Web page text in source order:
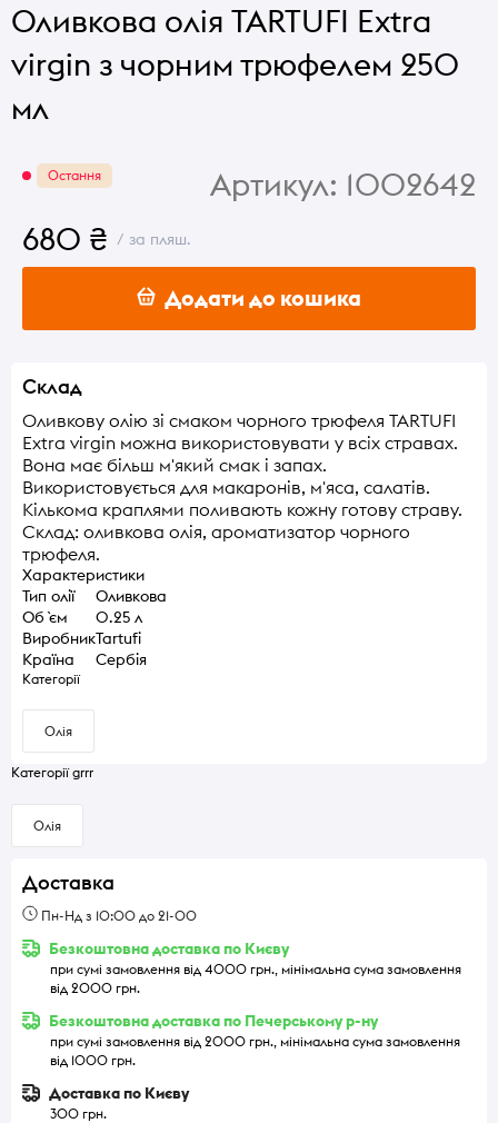
Оливкова олія TARTUFI Extra
virgin з чорним трюфелем 250
мл
Остання Артикул: 1002642
680 ₴ / за пляш.
Додати до кошика
Склад
Оливкову олію зі смаком чорного трюфеля TARTUFI
Extra virgin можна використовувати у всіх стравах.
Вона має більш м'який смак і запах.
Використовується для макаронів, м'яса, салатів.
Кількома краплями поливають кожну готову страву.
Склад: оливкова олія, ароматизатор чорного
трюфеля.
Характеристики
Тип олії
Оливкова
Об `єм
0.25 л
ВиробникTartufi
Країна
Сербія
Категорії
Олія
Категорії grrr
Олія
Доставка
Пн-Нд з 10:00 до 21-00
Безкоштовна доставка по Києву
при сумі замовлення від 4000 грн., мінімальна сума замовлення
від 2000 грн.
Безкоштовна доставка по Печерському р-ну
при сумі замовлення від 2000 грн., мінімальна сума замовлення
від 1000 грн.
Доставка по Києву
300 грн.